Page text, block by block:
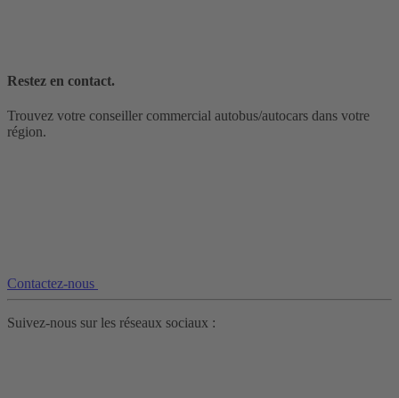
Restez en contact.
Trouvez votre conseiller commercial autobus/autocars dans votre
région.
Contactez-nous
Suivez-nous sur les réseaux sociaux :